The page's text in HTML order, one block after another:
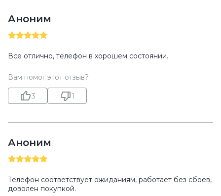
Аноним
Все отлично, телефон в хорошем состоянии.
Вам помог этот отзыв?
3 1
Аноним
Телефон соответствует ожиданиям, работает без сбоев,
доволен покупкой.